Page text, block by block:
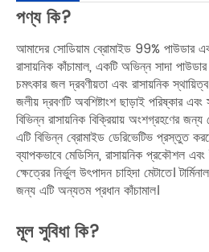
পণ্য কি?
আমাদের সোডিয়াম ব্রোমাইড 99% পাউডার
রাসায়নিক কাঁচামাল, একটি অভিন্ন সাদা
চমৎকার জল দ্রবণীয়তা এবং রাসায়নিক
জলীয় দ্রবণটি অবশিষ্টাংশ ছাড়াই পরিষ্কার
বিভিন্ন রাসায়নিক বিক্রিয়ায় অংশগ্রহণের
এটি বিভিন্ন ব্রোমাইড ডেরিভেটিভ প্রস্তুত
ব্যাপকভাবে মেডিসিন, রাসায়নিক প্রকৌশল
ক্ষেত্রের নির্ভুল উৎপাদন চাহিদা মেটাতে।
জন্য এটি অন্যতম প্রধান কাঁচামাল।
মূল সুবিধা কি?